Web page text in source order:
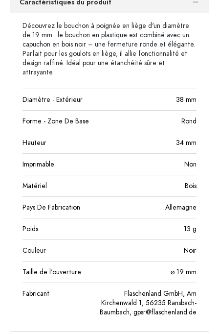
Caractéristiques du produit
Découvrez le bouchon à poignée en liège d'un diamètre
de 19 mm : le bouchon en plastique est combiné avec un
capuchon en bois noir – une fermeture ronde et élégante.
Parfait pour les goulots en liège, il allie fonctionnalité et
design raffiné. Idéal pour une étanchéité sûre et
attrayante.
Diamètre - Extérieur 38 mm
Forme - Zone De Base Rond
Hauteur 34 mm
Imprimable Non
Matériel Bois
Pays De Fabrication Allemagne
Poids 13 g
Couleur Noir
Taille de l'ouverture ⌀ 19 mm
Fabricant
Flaschenland GmbH, Am
Kirchenwald 1, 56235 Ransbach-
Baumbach, gpsr@flaschenland.de